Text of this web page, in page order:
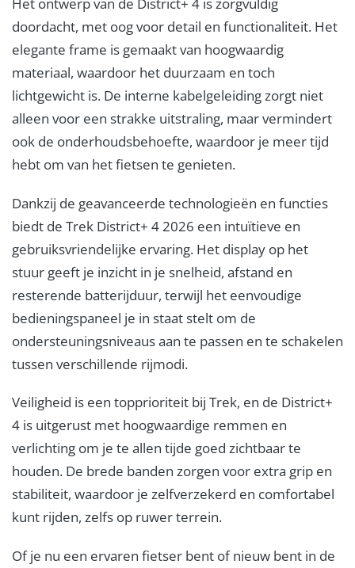
Het ontwerp van de District+ 4 is zorgvuldig
doordacht, met oog voor detail en functionaliteit. Het
elegante frame is gemaakt van hoogwaardig
materiaal, waardoor het duurzaam en toch
lichtgewicht is. De interne kabelgeleiding zorgt niet
alleen voor een strakke uitstraling, maar vermindert
ook de onderhoudsbehoefte, waardoor je meer tijd
hebt om van het fietsen te genieten.
Dankzij de geavanceerde technologieën en functies
biedt de Trek District+ 4 2026 een intuïtieve en
gebruiksvriendelijke ervaring. Het display op het
stuur geeft je inzicht in je snelheid, afstand en
resterende batterijduur, terwijl het eenvoudige
bedieningspaneel je in staat stelt om de
ondersteuningsniveaus aan te passen en te schakelen
tussen verschillende rijmodi.
Veiligheid is een topprioriteit bij Trek, en de District+
4 is uitgerust met hoogwaardige remmen en
verlichting om je te allen tijde goed zichtbaar te
houden. De brede banden zorgen voor extra grip en
stabiliteit, waardoor je zelfverzekerd en comfortabel
kunt rijden, zelfs op ruwer terrein.
Of je nu een ervaren fietser bent of nieuw bent in de